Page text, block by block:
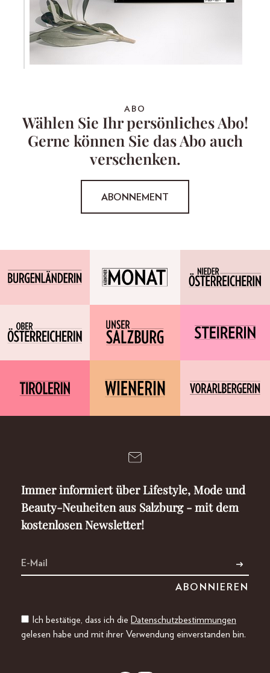
ABO
Wählen Sie Ihr persönliches Abo!
Gerne können Sie das Abo auch
verschenken.
ABONNEMENT
Immer informiert über Lifestyle, Mode und
Beauty-Neuheiten aus Salzburg - mit dem
kostenlosen Newsletter!
Ich bestätige, dass ich die Datenschutzbestimmungen
gelesen habe und mit ihrer Verwendung einverstanden bin.